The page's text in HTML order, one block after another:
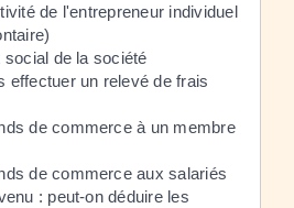
de l'entrepreneur individuel
social de la société
effectuer un relevé de frais
de commerce à un membre
de commerce aux salariés
: peut-on déduire les